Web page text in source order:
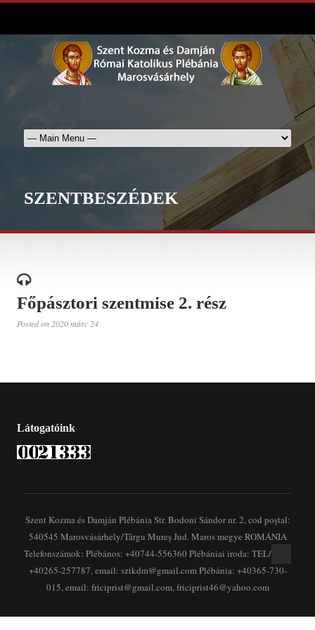
SZENTBESZÉDEK
Főpásztori szentmise 2. rész
Posted on 2020 márc 24
Látogatóink
Szent Kozma és Damján Plébánia Str. Bodoni Sándor nr. 2, cod poștal:
540545 Marosvásárhely/Târgu Mureș Jud. Maros megye ROMÁNIA
Telefonszámok: Plébános: +40744-556360 Plébániai iroda: TEL/FAX:
+40265-257787, email: sztkdm@gmail.com Plébánia: +40365-730-
015, email: friciprist@gmail.com, friciprist46@yahoo.com